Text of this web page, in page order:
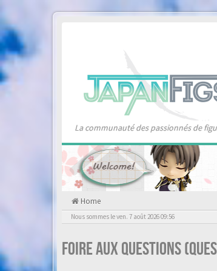
La communauté des passionnés de
Home
Nous sommes le ven. 7 août 2026 09:56
Foire aux questions